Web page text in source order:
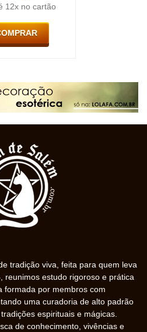
12x no cartão
tradição viva, feita para quem leva
reunimos estudo rigoroso e prática
formada por membros com
uma curadoria de alto padrão
espirituais e mágicas.
de conhecimento, vivências e